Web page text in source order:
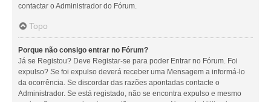
contactar o Administrador do Fórum.
Topo
Porque não consigo entrar no Fórum?
Já se Registou? Deve Registar-se para poder Entrar no Fórum. Foi
expulso? Se foi expulso deverá receber uma Mensagem a informá-lo
da ocorrência. Se discordar das razões apontadas contacte o
Administrador. Se está registado, não se encontra expulso e mesmo